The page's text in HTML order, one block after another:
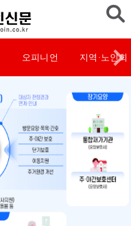
오피니언 지역·노인회